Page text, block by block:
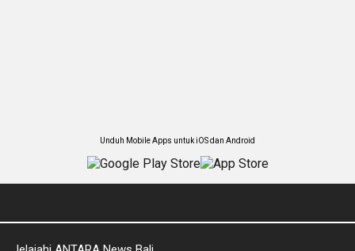
Unduh Mobile Apps untuk iOS dan Android